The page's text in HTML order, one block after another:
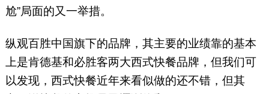
尬”局面的又一举措。
纵观百胜中国旗下的品牌，其主要的业绩靠的基本
上是肯德基和必胜客两大西式快餐品牌，但我们可
以发现，西式快餐近年来看似做的还不错，但其